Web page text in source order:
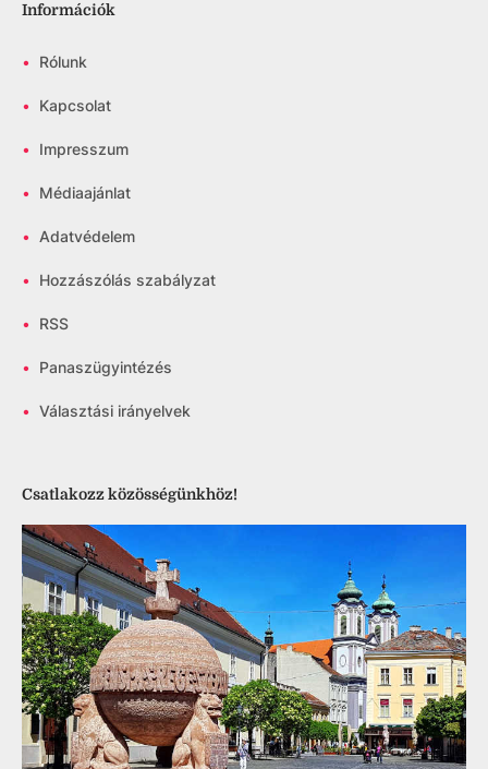
Információk
• Rólunk
• Kapcsolat
• Impresszum
• Médiaajánlat
• Adatvédelem
• Hozzászólás szabályzat
• RSS
• Panaszügyintézés
• Választási irányelvek
Csatlakozz közösségünkhöz!